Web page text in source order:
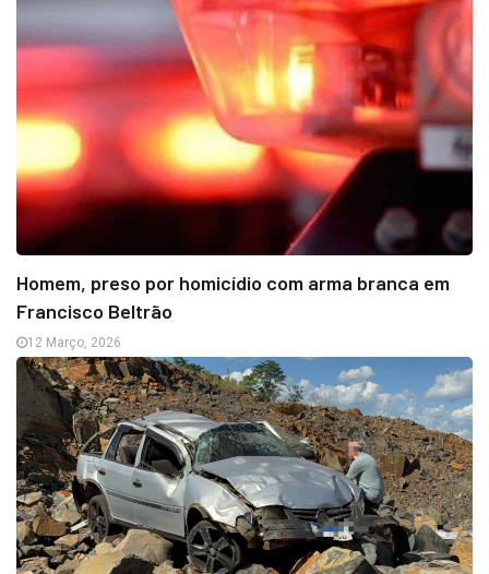
Homem, preso por homicídio com arma branca em
Francisco Beltrão
12 Março, 2026